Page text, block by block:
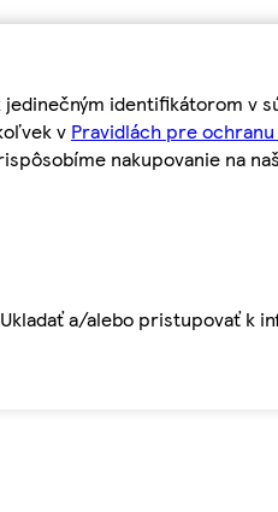
identifikátorom v
v Pravidlách pre
nakupovanie na
a/alebo pristupovať k